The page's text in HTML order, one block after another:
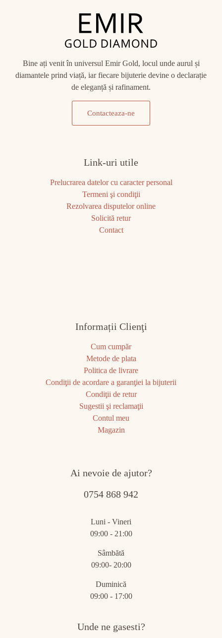
Bine ați venit în universul Emir Gold, locul unde aurul și
diamantele prind viață, iar fiecare bijuterie devine o declarație
de eleganță și rafinament.
Contacteaza-ne
Link-uri utile
Prelucrarea datelor cu caracter personal
Termeni şi condiţii
Rezolvarea disputelor online
Solicită retur
Contact
Informații Clienţi
Cum cumpăr
Metode de plata
Politica de livrare
Condiţii de acordare a garanţiei la bijuterii
Condiţii de retur
Sugestii şi reclamaţii
Contul meu
Magazin
Ai nevoie de ajutor?
0754 868 942
Luni - Vineri
09:00 - 21:00
Sâmbătă
09:00- 20:00
Duminică
09:00 - 17:00
Unde ne gasesti?